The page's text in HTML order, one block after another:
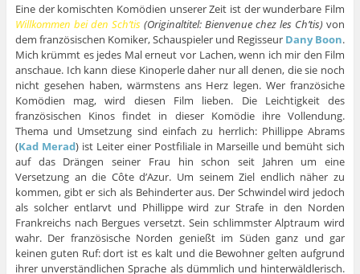
Eine der komischten Komödien unserer Zeit ist der wunderbare Film
Willkommen bei den Sch’tis (Originaltitel: Bienvenue chez les Ch’tis) von
dem französischen Komiker, Schauspieler und Regisseur Dany Boon.
Mich krümmt es jedes Mal erneut vor Lachen, wenn ich mir den Film
anschaue. Ich kann diese Kinoperle daher nur all denen, die sie noch
nicht gesehen haben, wärmstens ans Herz legen. Wer französiche
Komödien mag, wird diesen Film lieben. Die Leichtigkeit des
französischen Kinos findet in dieser Komödie ihre Vollendung.
Thema und Umsetzung sind einfach zu herrlich: Phillippe Abrams
(Kad Merad) ist Leiter einer Postfiliale in Marseille und bemüht sich
auf das Drängen seiner Frau hin schon seit Jahren um eine
Versetzung an die Côte d’Azur. Um seinem Ziel endlich näher zu
kommen, gibt er sich als Behinderter aus. Der Schwindel wird jedoch
als solcher entlarvt und Phillippe wird zur Strafe in den Norden
Frankreichs nach Bergues versetzt. Sein schlimmster Alptraum wird
wahr. Der französische Norden genießt im Süden ganz und gar
keinen guten Ruf: dort ist es kalt und die Bewohner gelten aufgrund
ihrer unverständlichen Sprache als dümmlich und hinterwäldlerisch.